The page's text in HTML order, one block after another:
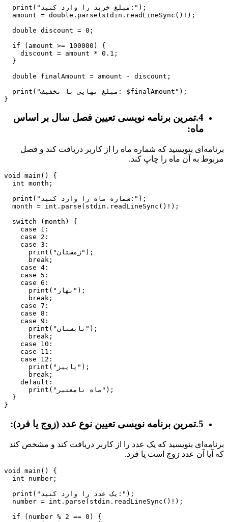
  print("مبلغ خرید را وارد کنید:");
  amount = double.parse(stdin.readLineSync()!);
  double discount = 0;
  if (amount >= 100000) {
    discount = amount * 0.1;
  }
  double finalAmount = amount - discount;
  print("مبلغ نهایی با تخفیف: $finalAmount");
4.تمرین برنامه نویسی تعیین فصل سال بر اساس
ماه:
برنامه‌ای بنویسید که شماره ماه را از کاربر دریافت کند و فصل
مربوط به آن ماه را چاپ کند.
void main() {
  int month;
  print("شماره ماه را وارد کنید:");
  month = int.parse(stdin.readLineSync()!);
  switch (month) {
    case 1:
    case 2:
    case 3:
      print("زمستان");
      break;
    case 4:
    case 5:
    case 6:
      print("بهار");
      break;
    case 7:
    case 8:
    case 9:
      print("تابستان");
      break;
    case 10:
    case 11:
    case 12:
      print("پاییز");
      break;
    default:
      print("ماه نامعتبر");
  }
5.تمرین برنامه نویسی تعیین نوع عدد (زوج یا فرد):
برنامه‌ای بنویسید که یک عدد را از کاربر دریافت کند و مشخص کند
که آیا آن عدد زوج است یا فرد.
void main() {
  int number;
  print("یک عدد را وارد کنید:");
  number = int.parse(stdin.readLineSync()!);
  if (number % 2 == 0) {